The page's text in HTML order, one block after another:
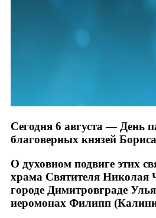
Сегодня 6 августа — День
благоверных князей
О духовном подвиге этих
храма Святителя Николая
городе Димитровграде
иеромонах Филипп